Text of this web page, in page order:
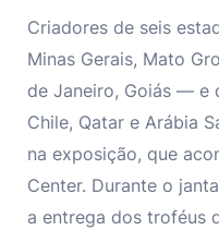
Criadores de seis
Minas Gerais, Mato
de Janeiro, Goiás — e
Chile, Qatar e Arábia
na exposição, que
Center. Durante o
a entrega dos troféus